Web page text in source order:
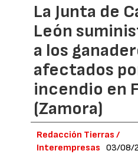
La Junta de
León
a los
afectados
incendio en
(Zamora)
Redacción Tierras /
Interempresas
03/08/